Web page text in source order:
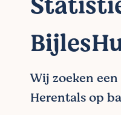
Wij zoeken
Herentals op